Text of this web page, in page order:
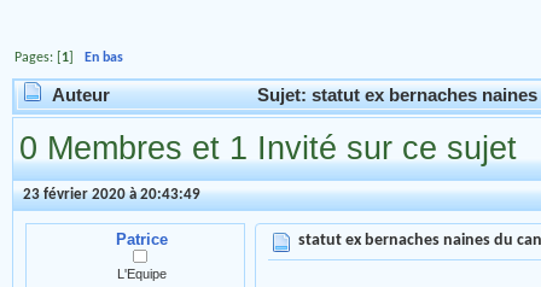
Pages: [ 1 ]En bas
Auteur Sujet: statut ex bernaches
0 Membres et 1 Invité sur ce sujet
23 février 2020 à 20:43:49
Patrice
L'Equipe
statut ex bernaches naines du